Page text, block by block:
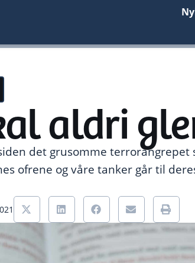
aldri
det grusomme terrorangrepet
ofrene og våre tanker går til